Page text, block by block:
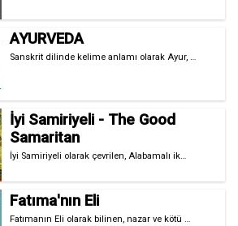
AYURVEDA
Sanskrit dilinde kelime anlamı olarak Ayur, …
İyi Samiriyeli - The Good
Samaritan
İyi Samiriyeli olarak çevrilen, Alabamalı ik…
Fatıma'nın Eli
Fatımanın Eli olarak bilinen, nazar ve kötü …